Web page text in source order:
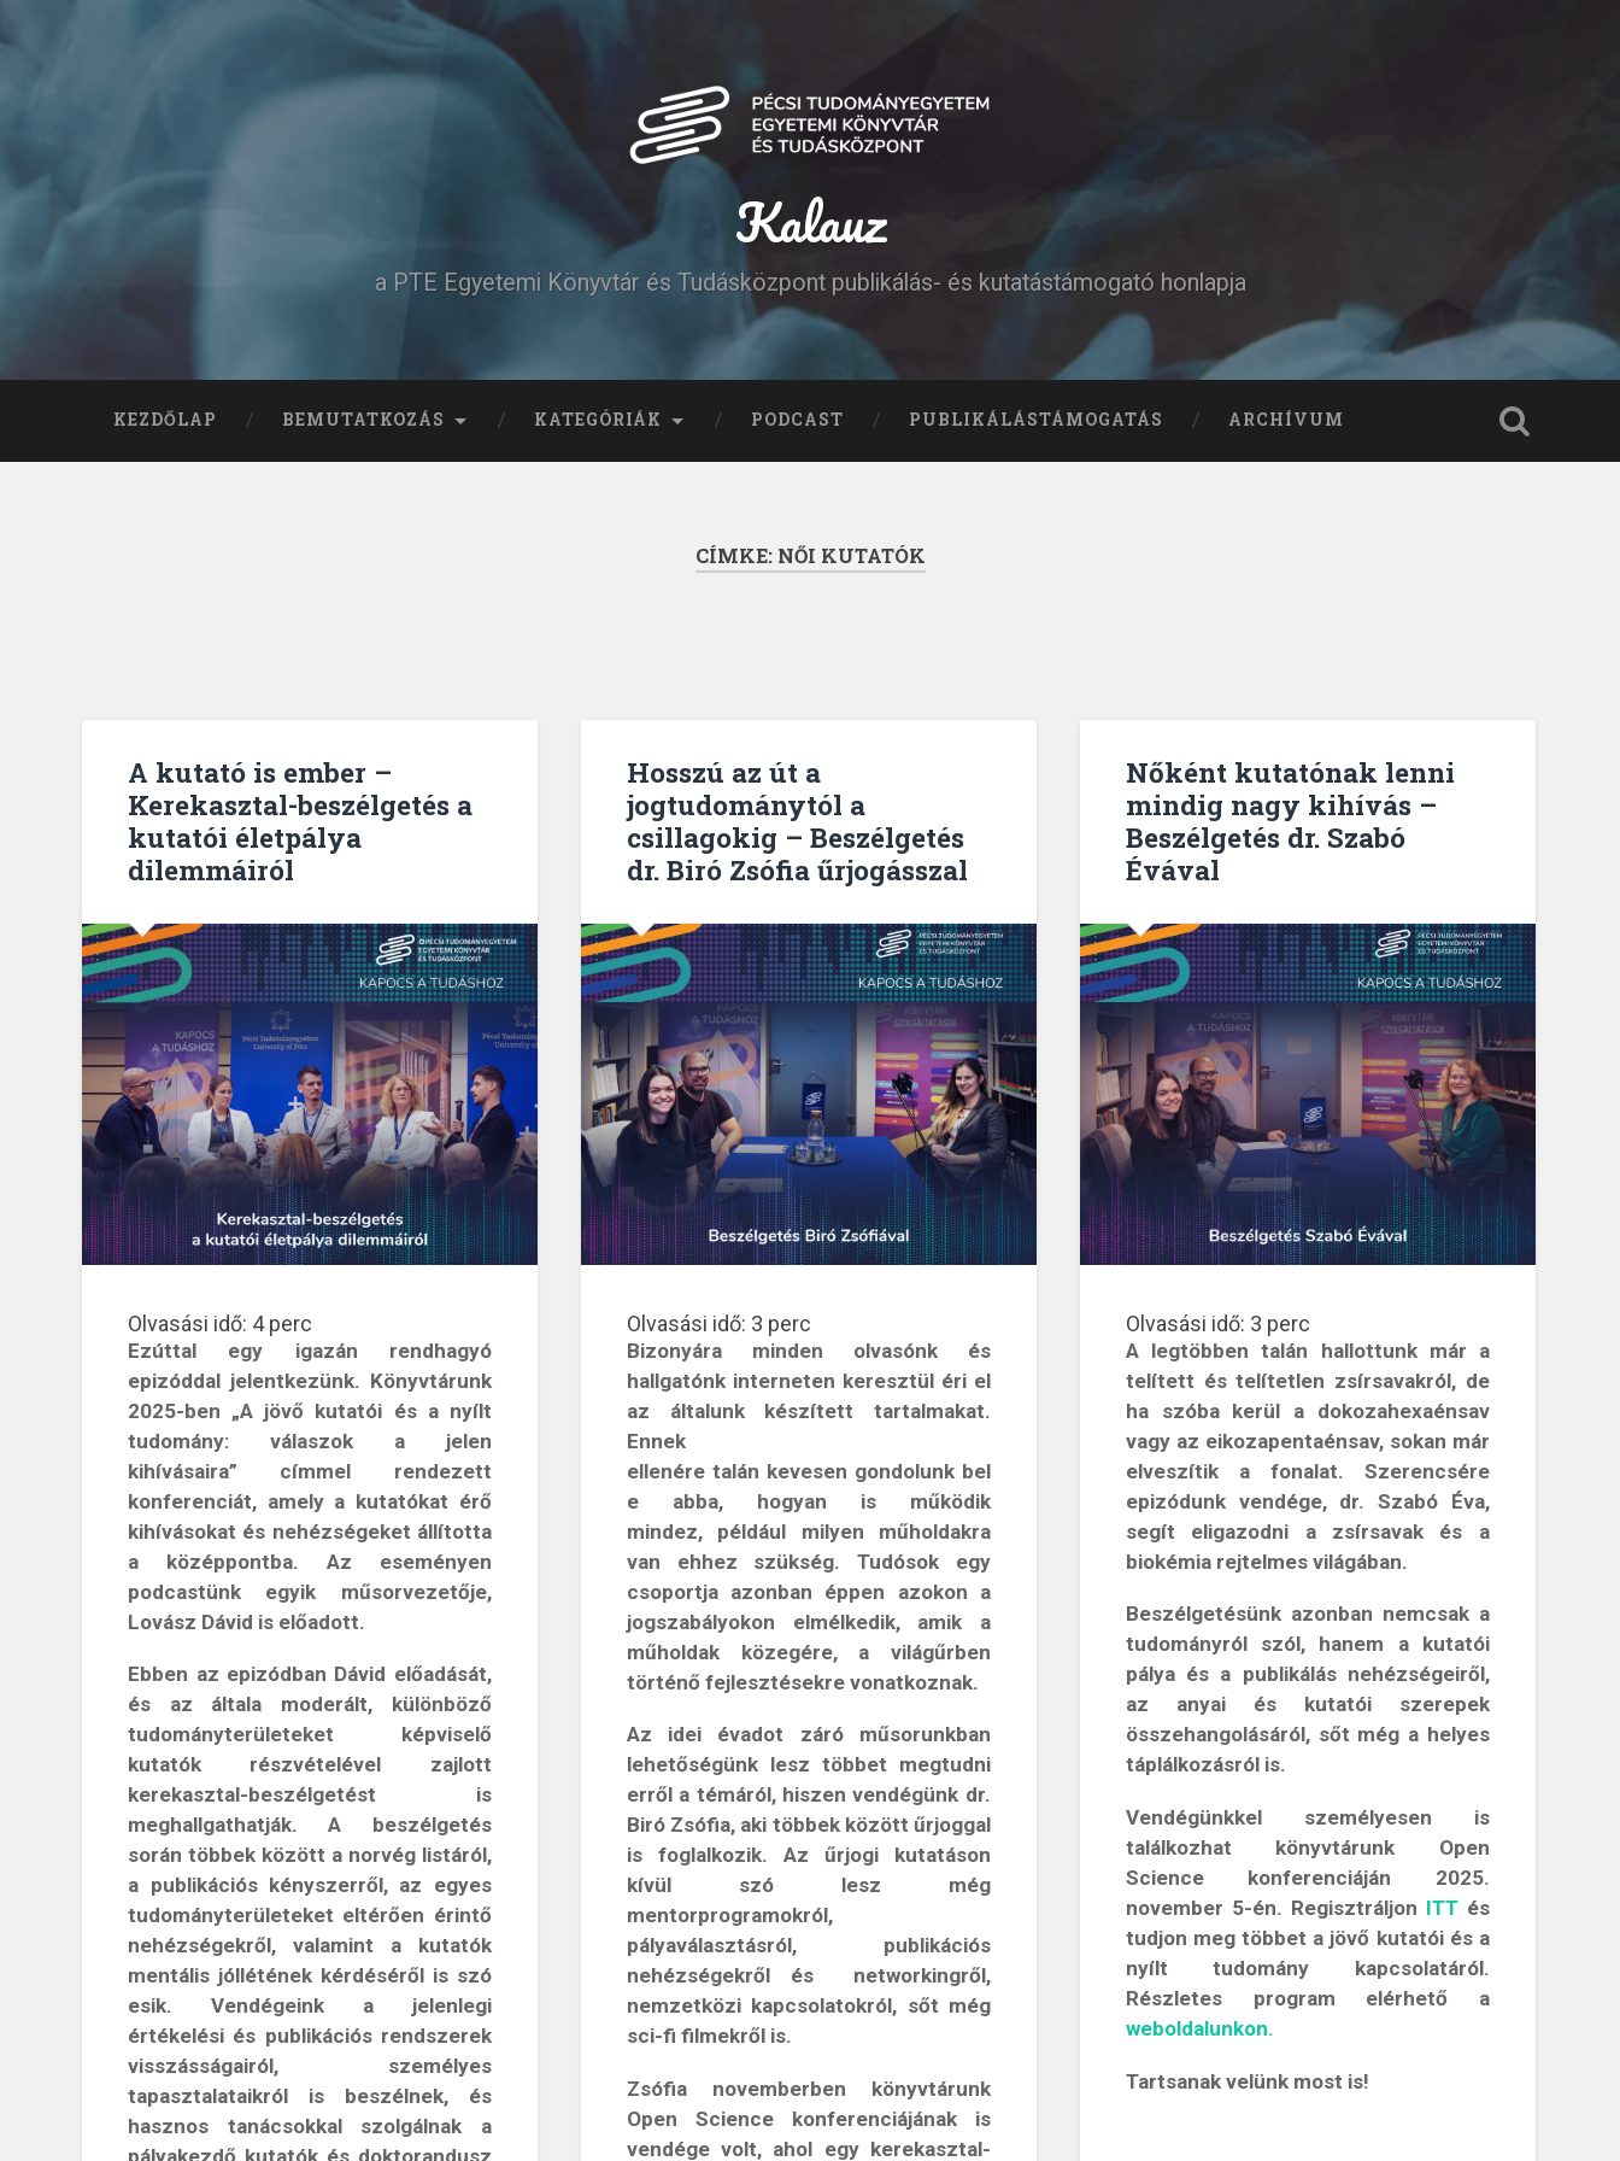
Kalauz
a PTE Egyetemi Könyvtár és Tudásközpont publikálás- és kutatástámogató honlapja
KEZDŐLAP BEMUTATKOZÁS KATEGÓRIÁK PODCAST PUBLIKÁLÁSTÁMOGATÁS ARCHÍVUM
CÍMKE: NŐI KUTATÓK
A kutató is ember –
Kerekasztal-beszélgetés a
kutatói életpálya
dilemmáiról
Olvasási idő: 4 perc
Ezúttal egy igazán rendhagyó
epizóddal jelentkezünk. Könyvtárunk
2025-ben „A jövő kutatói és a nyílt
tudomány: válaszok a jelen
kihívásaira” címmel rendezett
konferenciát, amely a kutatókat érő
kihívásokat és nehézségeket állította
a középpontba. Az eseményen
podcastünk egyik műsorvezetője,
Lovász Dávid is előadott.
Ebben az epizódban Dávid előadását,
és az általa moderált, különböző
tudományterületeket képviselő
kutatók részvételével zajlott
kerekasztal-beszélgetést is
meghallgathatják. A beszélgetés
során többek között a norvég listáról,
a publikációs kényszerről, az egyes
tudományterületeket eltérően érintő
nehézségekről, valamint a kutatók
mentális jóllétének kérdéséről is szó
esik. Vendégeink a jelenlegi
értékelési és publikációs rendszerek
visszásságairól, személyes
tapasztalataikról is beszélnek, és
hasznos tanácsokkal szolgálnak a
Hosszú az út a
jogtudománytól a
csillagokig – Beszélgetés
dr. Biró Zsófia űrjogásszal
Olvasási idő: 3 perc
Bizonyára minden olvasónk és
hallgatónk interneten keresztül éri el
az általunk készített tartalmakat.
Ennek
ellenére talán kevesen gondolunk bel
e abba, hogyan is működik
mindez, például milyen műholdakra
van ehhez szükség. Tudósok egy
csoportja azonban éppen azokon a
jogszabályokon elmélkedik, amik a
műholdak közegére, a világűrben
történő fejlesztésekre vonatkoznak.
Az idei évadot záró műsorunkban
lehetőségünk lesz többet megtudni
erről a témáról, hiszen vendégünk dr.
Biró Zsófia, aki többek között űrjoggal
is foglalkozik. Az űrjogi kutatáson
kívül szó lesz még
mentorprogramokról,
pályaválasztásról, publikációs
nehézségekről és networkingről,
nemzetközi kapcsolatokról, sőt még
sci-fi filmekről is.
Zsófia novemberben könyvtárunk
Open Science konferenciájának is
vendége volt, ahol egy kerekasztal-
Nőként kutatónak lenni
mindig nagy kihívás –
Beszélgetés dr. Szabó
Évával
Olvasási idő: 3 perc
A legtöbben talán hallottunk már a
telített és telítetlen zsírsavakról, de
ha szóba kerül a dokozahexaénsav
vagy az eikozapentaénsav, sokan már
elveszítik a fonalat. Szerencsére
epizódunk vendége, dr. Szabó Éva,
segít eligazodni a zsírsavak és a
biokémia rejtelmes világában.
Beszélgetésünk azonban nemcsak a
tudományról szól, hanem a kutatói
pálya és a publikálás nehézségeiről,
az anyai és kutatói szerepek
összehangolásáról, sőt még a helyes
táplálkozásról is.
Vendégünkkel személyesen is
találkozhat könyvtárunk Open
Science konferenciáján 2025.
november 5-én. Regisztráljon ITTés
tudjon meg többet a jövő kutatói és a
nyílt tudomány kapcsolatáról.
Részletes program elérhető a
weboldalunkon.
Tartsanak velünk most is!